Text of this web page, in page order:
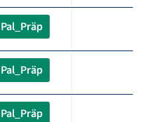
Pal_Präp
Pal_Präp
Pal_Präp